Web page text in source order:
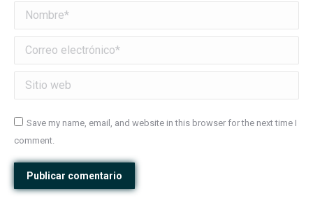
Nombre *
Correo electrónico *
Sitio web
Save my name, email, and website in this browser for the next time I
comment.
Publicar comentario